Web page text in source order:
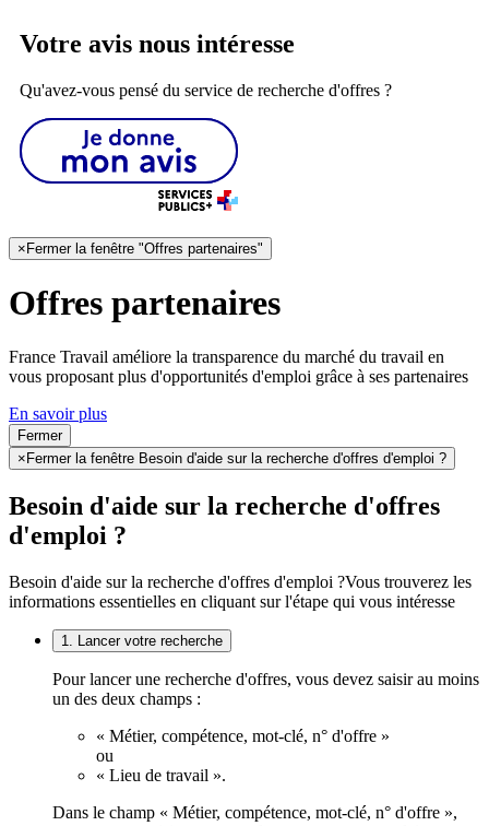
Votre avis nous intéresse
Qu'avez-vous pensé du service de recherche d'offres ?
× Fermer la fenêtre "Offres partenaires"
Offres partenaires
France Travail améliore la transparence du marché du travail en
vous proposant plus d'opportunités d'emploi grâce à ses partenaires
En savoir plus
Fermer
× Fermer la fenêtre Besoin d'aide sur la recherche d'offres d'emploi ?
Besoin d'aide sur la recherche d'offres
d'emploi ?
Besoin d'aide sur la recherche d'offres d'emploi ?Vous trouverez les
informations essentielles en cliquant sur l'étape qui vous intéresse
1. Lancer votre recherche
Pour lancer une recherche d'offres, vous devez saisir au moins
un des deux champs :
« Métier, compétence, mot-clé, n° d'offre »
ou
« Lieu de travail ».
Dans le champ « Métier, compétence, mot-clé, n° d'offre »,